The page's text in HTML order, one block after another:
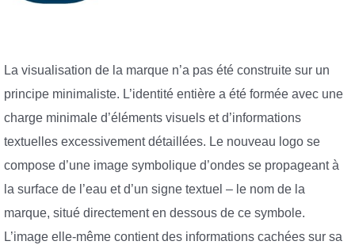
La visualisation de la marque n’a pas été construite sur un
principe minimaliste. L’identité entière a été formée avec une
charge minimale d’éléments visuels et d’informations
textuelles excessivement détaillées. Le nouveau logo se
compose d’une image symbolique d’ondes se propageant à
la surface de l’eau et d’un signe textuel – le nom de la
marque, situé directement en dessous de ce symbole.
L’image elle-même contient des informations cachées sur sa